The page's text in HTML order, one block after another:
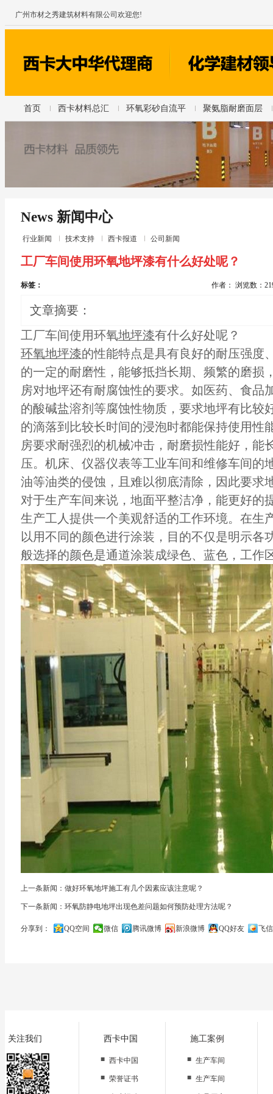
广州市材之秀建筑材料有限公司欢迎您!
首页 西卡材料总汇 环氧彩砂自流平 聚氨脂耐磨面层
News 新闻中心
行业新闻 技术支持 西卡报道 公司新闻
工厂车间使用环氧地坪漆有什么好处呢？
标签： 作者： 浏览数：
文章摘要：
工厂车间使用环氧地坪漆有什么好处呢？
环氧地坪漆的性能特点是具有良好的耐压强度
的一定的耐磨性，能够抵挡长期、频繁的磨损
房对地坪还有耐腐蚀性的要求。如医药、食品
的酸碱盐溶剂等腐蚀性物质，要求地坪有比较
的滴落到比较长时间的浸泡时都能保持使用性
房要求耐强烈的机械冲击，耐磨损性能好，能
压。机床、仪器仪表等工业车间和维修车间的
油等油类的侵蚀，且难以彻底清除，因此要求
对于生产车间来说，地面平整洁净，能更好的
生产工人提供一个美观舒适的工作环境。在生
以用不同的颜色进行涂装，目的不仅是明示各
般选择的颜色是通道涂装成绿色、蓝色，工作
上一条新闻：做好环氧地坪施工有几个因素应该注意呢？
下一条新闻：环氧防静电地坪出现色差问题如何预防处理方法呢？
分享到： QQ空间 微信 腾讯微博 新浪微博 QQ好友
飞信
关注我们 西卡中国
■ 西卡中国
■ 荣誉证书
施工案例
■ 生产车间
■ 生产车间